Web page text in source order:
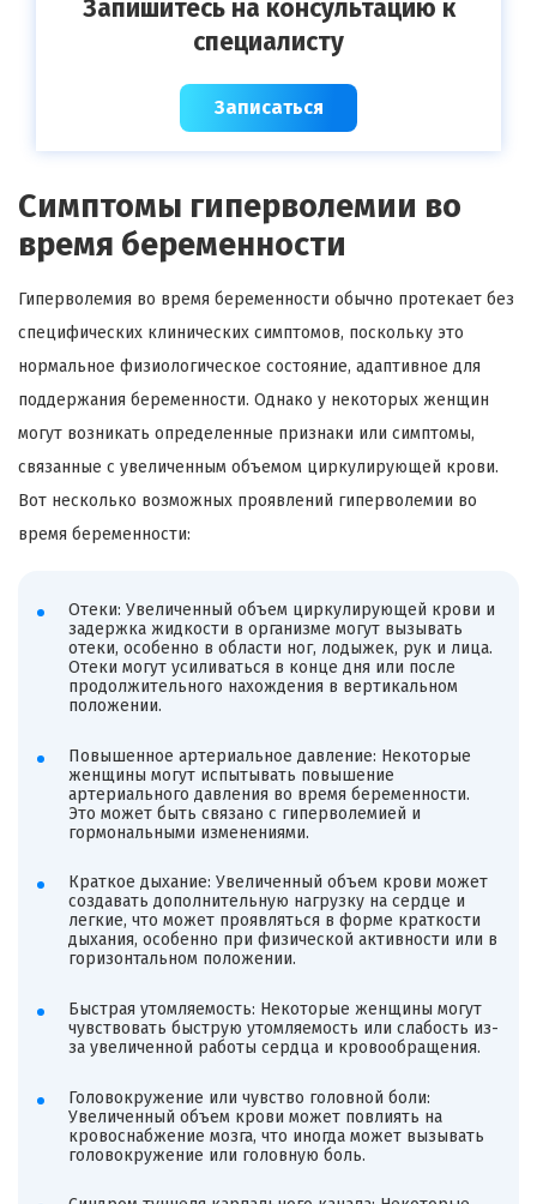
Запишитесь на консультацию к
специалисту
Записаться
Симптомы гиперволемии во
время беременности
Гиперволемия во время беременности обычно протекает без
специфических клинических симптомов, поскольку это
нормальное физиологическое состояние, адаптивное для
поддержания беременности. Однако у некоторых женщин
могут возникать определенные признаки или симптомы,
связанные с увеличенным объемом циркулирующей крови.
Вот несколько возможных проявлений гиперволемии во
время беременности:
Отеки: Увеличенный объем циркулирующей крови и
задержка жидкости в организме могут вызывать
отеки, особенно в области ног, лодыжек, рук и лица.
Отеки могут усиливаться в конце дня или после
продолжительного нахождения в вертикальном
положении.
Повышенное артериальное давление: Некоторые
женщины могут испытывать повышение
артериального давления во время беременности.
Это может быть связано с гиперволемией и
гормональными изменениями.
Краткое дыхание: Увеличенный объем крови может
создавать дополнительную нагрузку на сердце и
легкие, что может проявляться в форме краткости
дыхания, особенно при физической активности или в
горизонтальном положении.
Быстрая утомляемость: Некоторые женщины могут
чувствовать быструю утомляемость или слабость из-
за увеличенной работы сердца и кровообращения.
Головокружение или чувство головной боли:
Увеличенный объем крови может повлиять на
кровоснабжение мозга, что иногда может вызывать
головокружение или головную боль.